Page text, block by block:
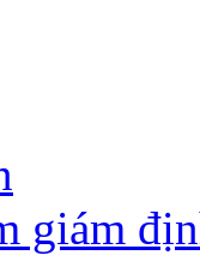
giám